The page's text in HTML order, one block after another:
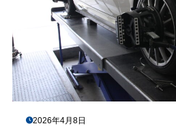
2026年4月8日